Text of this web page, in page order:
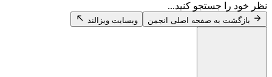
نظر خود را جستجو کنید...
بازگشت به صفحه اصلی انجمن وبسایت ویزالند